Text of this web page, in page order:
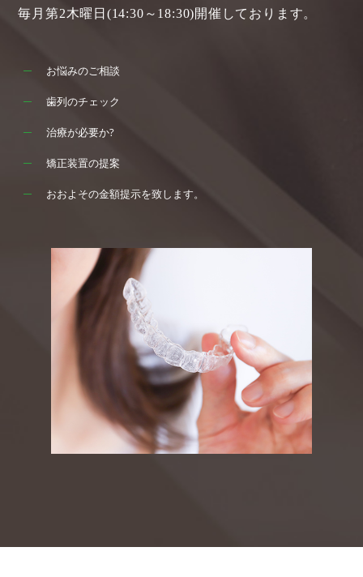
毎月第2木曜日(14:30～18:30)開催しております。
お悩みのご相談
歯列のチェック
治療が必要か?
矯正装置の提案
おおよその金額提示を致します。